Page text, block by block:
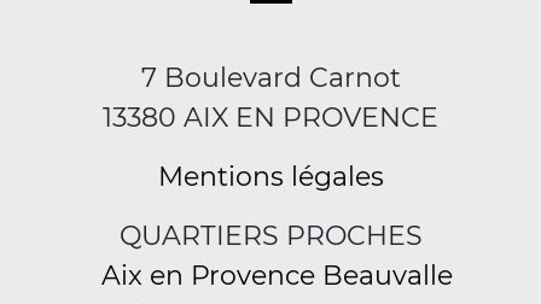
7 Boulevard Carnot
13380 AIX EN PROVENCE
Mentions légales
QUARTIERS PROCHES
Aix en Provence Beauvalle